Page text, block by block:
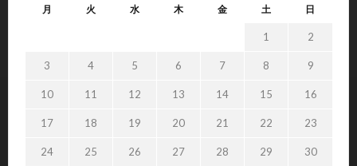
月 火 水 木 金 土 日
1 2
3 4 5 6 7 8 9
10 11 12 13 14 15 16
17 18 19 20 21 22 23
24 25 26 27 28 29 30